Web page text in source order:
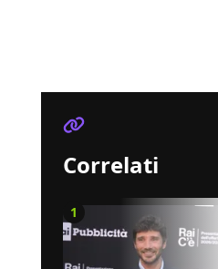
Correlati
1